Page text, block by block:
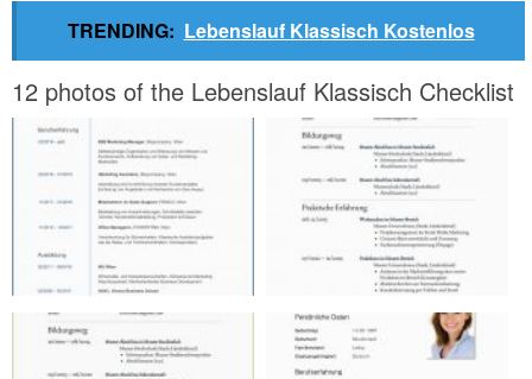
TRENDING: Lebenslauf Klassisch Kostenlos
12 photos of the Lebenslauf Klassisch Checklist